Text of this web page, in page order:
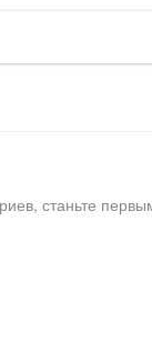
станьте